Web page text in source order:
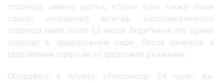
стартера, замена щеток, втулок (они также были
сильно изношены), монтаж восстановленного
стартера занял около 1,5 часов. Водитель в это время
отдыхал в придорожном кафе. После ремонта и
оформления гарантии он продолжил движение.
Обращаясь в службу «Техпомощь 24 часа», вы